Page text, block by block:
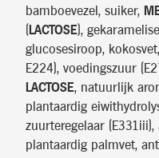
bamboevezel, suiker,
( LACTOSE),
glucosesiroop,
E224), voedingszuur
LACTOSE, natuurlijk
plantaardig
zuurteregelaar
plantaardig palmvet,